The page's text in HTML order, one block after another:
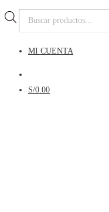
MI CUENTA
Menú
S/0.00